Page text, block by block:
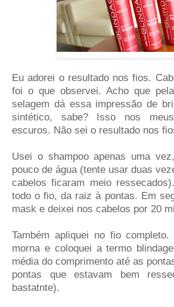
Eu adorei o resultado nos fios.
foi o que observei. Acho que
selagem dá essa impressão de
sintético, sabe? Isso nos
escuros. Não sei o resultado nos
Usei o shampoo apenas uma
pouco de água (tente usar duas
cabelos ficaram meio
todo o fio, da raiz à pontas. Em
mask e deixei nos cabelos por 20
Também apliquei no fio
morna e coloquei a termo
média do comprimento até as
pontas que estavam bem
bastatnte).